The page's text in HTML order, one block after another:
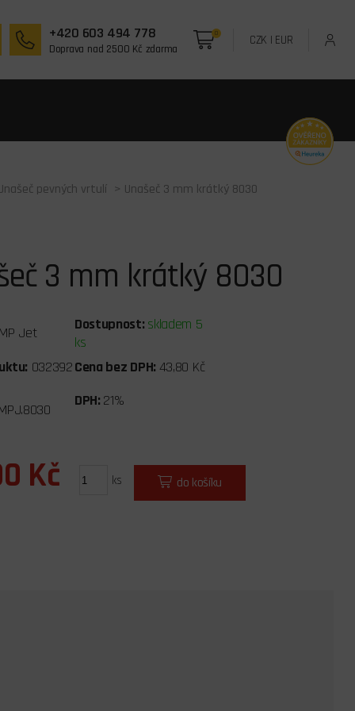
+420 603 494 778
Doprava nad 2500 Kč zdarma
0 CZK | EUR
pevných vrtulí > Unašeč 3 mm krátký 8030
3 mm krátký 8030
Jet Dostupnost: skladem 5
ks
032392Cena bez DPH: 43,80 Kč
DPH: 21%
Kč ks do košíku